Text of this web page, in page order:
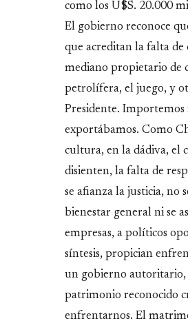
como los U$S. 20.000
El gobierno reconoce
que acreditan la falta de
mediano propietario de
petrolífera, el juego, y
Presidente. Importemos
exportábamos. Como
cultura, en la dádiva, el
disienten, la falta de
se afianza la justicia, no
bienestar general ni se
empresas, a políticos
síntesis, propician
un gobierno autoritario,
patrimonio reconocido
enfrentarnos. El